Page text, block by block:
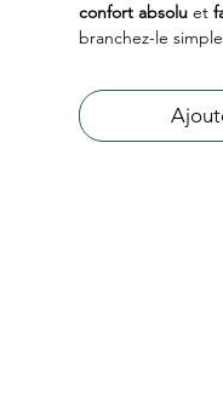
confort absolu et
branchez-le
Avec ses2 places
expérience de
format compact,